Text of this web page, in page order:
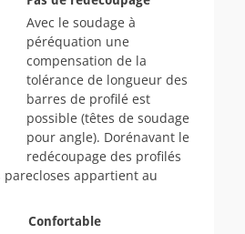
Avec le soudage à
péréquation une
compensation de la
toléran­ce de longueur des
barres de profilé est
possible (têtes de soudage
pour angle). Doré­navant le
redécoupage des profilés
parecloses appartient au
Confortable